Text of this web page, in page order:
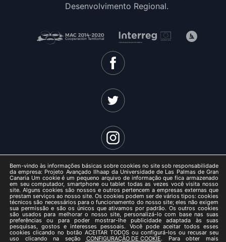
Desenvolvimento Regional.
ISLANDAP ADVANCED 2021 -
Aviso legal
/
Política de privacidade
Bem-vindo às informações básicas sobre cookies no site sob responsabilidade
da empresa: Projeto Avançado Ilhaap da Universidade de Las Palmas de Gran
Canaria Um cookie é um pequeno arquivo de informação que fica armazenado
em seu computador, smartphone ou tablet todas as vezes você visita nosso
site. Alguns cookies são nossos e outros pertencem a empresas externas que
prestam serviços ao nosso site. Os cookies podem ser de vários tipos: cookies
técnicos são necessários para o funcionamento do nosso site; eles não exigem
sua permissão e são os únicos que ativamos por padrão. Os outros cookies
são usados ​​para melhorar o nosso site, personalizá-lo com base nas suas
preferências ou para poder mostrar-lhe publicidade adaptada às suas
pesquisas, gostos e interesses pessoais. Você pode aceitar todos esses
cookies clicando no botão ACEITAR TODOS ou configurá-los ou recusar seu
uso clicando na seçãoCONFIGURAÇÃO DE COOKIE. Para obter mais